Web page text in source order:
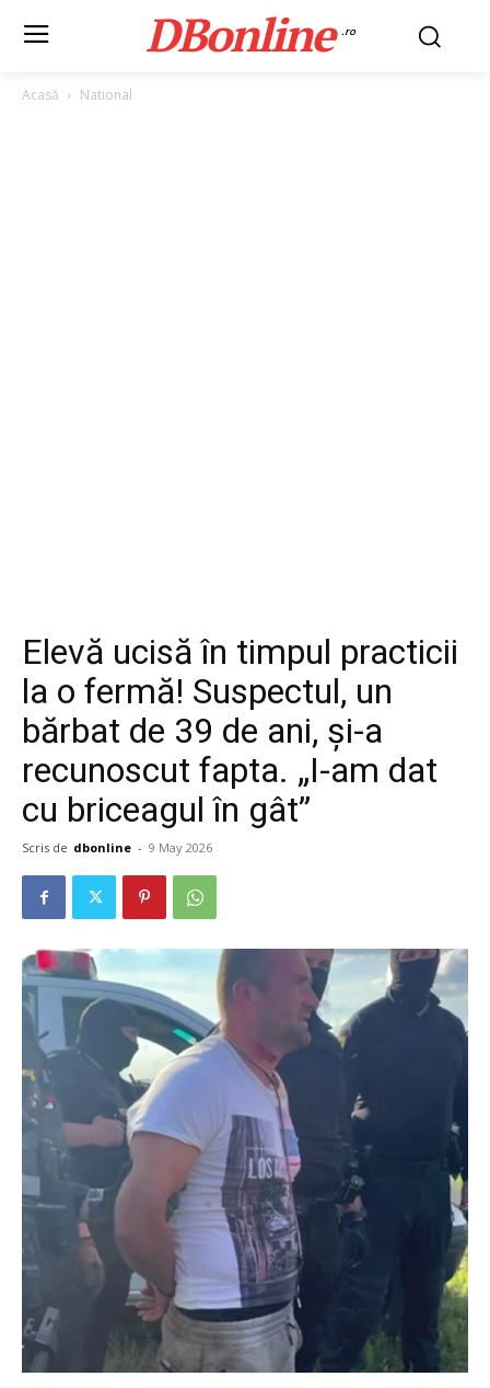
DBonline .ro
Acasă National
Elevă ucisă în timpul practicii
la o fermă! Suspectul, un
bărbat de 39 de ani, și-a
recunoscut fapta. „I-am dat
cu briceagul în gât”
Scris de dbonline - 9 May 2026